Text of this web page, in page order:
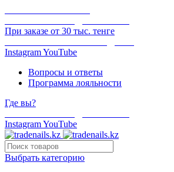
При заказе от 30 тыс. тенге
InstagramYouTube
Вопросы и ответы
Программа лояльности
Где вы?
InstagramYouTube
Выбрать категорию